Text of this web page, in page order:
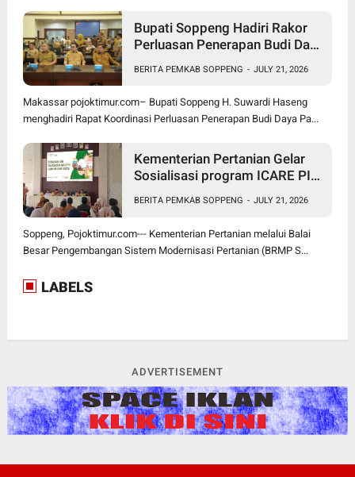
Bupati Soppeng Hadiri Rakor
Perluasan Penerapan Budi Daya
BERITA PEMKAB SOPPENG - JULY 21, 2026
Makassar pojoktimur.com– Bupati Soppeng H. Suwardi Haseng
menghadiri Rapat Koordinasi Perluasan Penerapan Budi Daya Pa...
Kementerian Pertanian Gelar
Sosialisasi program ICARE PIU
BERITA PEMKAB SOPPENG - JULY 21, 2026
Soppeng, Pojoktimur.com--- Kementerian Pertanian melalui Balai
Besar Pengembangan Sistem Modernisasi Pertanian (BRMP S...
LABELS
ADVERTISEMENT